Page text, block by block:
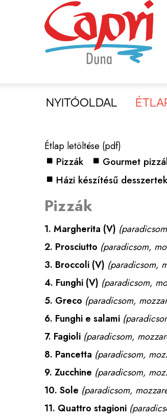
Duna
NYITÓOLDAL
Étlap letöltése (pdf)
Pizzák Gourmet
Házi készítésű desszertek
Pizzák
1. Margherita (V)
2. Prosciutto (paradicsom,
3. Broccoli (V) (paradicsom,
4. Funghi (V) (paradicsom,
5. Greco (paradicsom,
6. Funghi e salami
7. Fagioli (paradicsom,
8. Pancetta (paradicsom,
9. Zucchine (paradicsom,
10. Sole (paradicsom,
11. Quattro stagioni